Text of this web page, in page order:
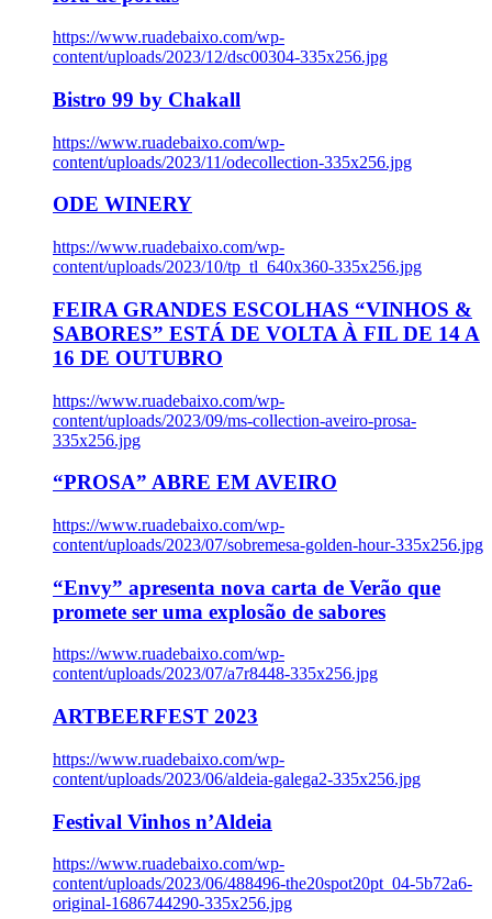
https://www.ruadebaixo.com/wp-
content/uploads/2023/12/dsc00304-335x256.jpg
Bistro 99 by Chakall
https://www.ruadebaixo.com/wp-
content/uploads/2023/11/odecollection-335x256.jpg
ODE WINERY
https://www.ruadebaixo.com/wp-
content/uploads/2023/10/tp_tl_640x360-335x256.jpg
FEIRA GRANDES ESCOLHAS “VINHOS &
SABORES” ESTÁ DE VOLTA À FIL DE 14 A
16 DE OUTUBRO
https://www.ruadebaixo.com/wp-
content/uploads/2023/09/ms-collection-aveiro-prosa-
335x256.jpg
“PROSA” ABRE EM AVEIRO
https://www.ruadebaixo.com/wp-
content/uploads/2023/07/sobremesa-golden-hour-335x256.jpg
“Envy” apresenta nova carta de Verão que
promete ser uma explosão de sabores
https://www.ruadebaixo.com/wp-
content/uploads/2023/07/a7r8448-335x256.jpg
ARTBEERFEST 2023
https://www.ruadebaixo.com/wp-
content/uploads/2023/06/aldeia-galega2-335x256.jpg
Festival Vinhos n’Aldeia
https://www.ruadebaixo.com/wp-
content/uploads/2023/06/488496-the20spot20pt_04-5b72a6-
original-1686744290-335x256.jpg